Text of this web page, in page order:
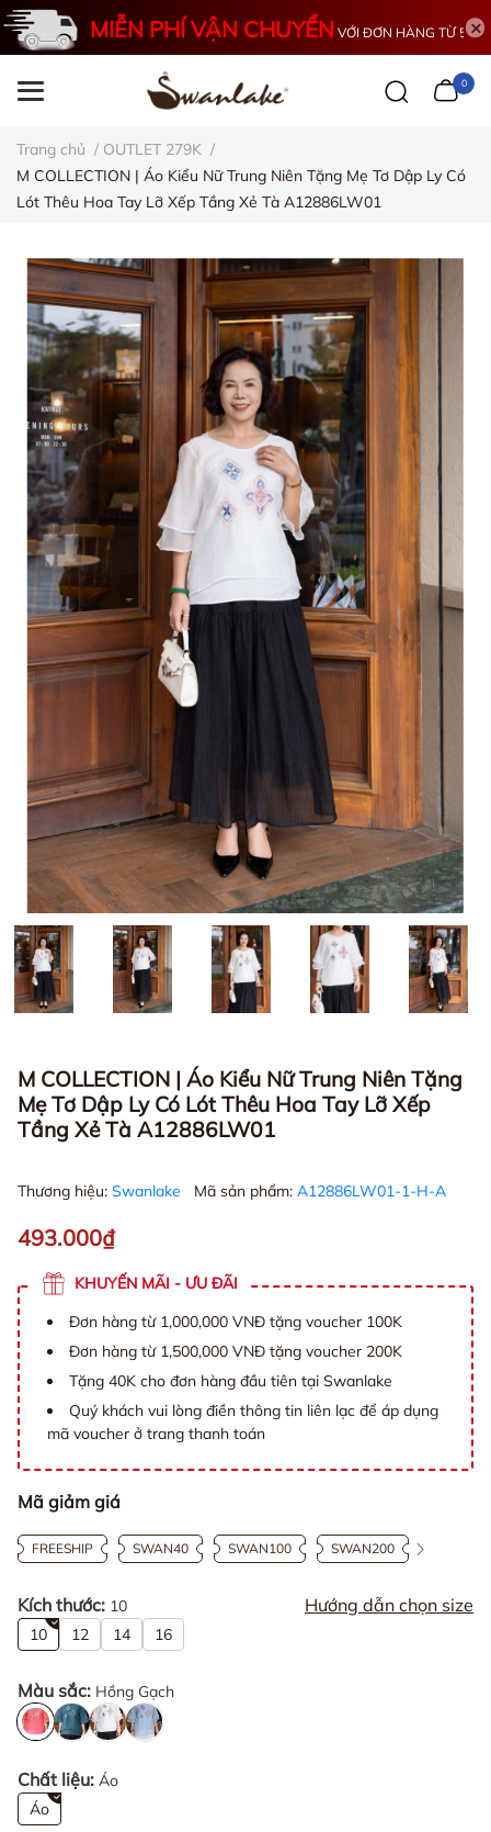
MIỄN PHÍ VẬN CHUYỂN VỚI ĐƠN HÀNG TỪ 500K
0
Trang chủ / OUTLET 279K /
M COLLECTION | Áo Kiểu Nữ Trung Niên Tặng Mẹ Tơ Dập Ly Có
Lót Thêu Hoa Tay Lỡ Xếp Tầng Xẻ Tà A12886LW01
M COLLECTION | Áo Kiểu Nữ Trung Niên Tặng
Mẹ Tơ Dập Ly Có Lót Thêu Hoa Tay Lỡ Xếp
Tầng Xẻ Tà A12886LW01
Thương hiệu: Swanlake Mã sản phẩm: A12886LW01-1-H-A
493.000₫
KHUYẾN MÃI - ƯU ĐÃI
Đơn hàng từ 1,000,000 VNĐ tặng voucher 100K
Đơn hàng từ 1,500,000 VNĐ tặng voucher 200K
Tặng 40K cho đơn hàng đầu tiên tại Swanlake
Quý khách vui lòng điền thông tin liên lạc để áp dụng
mã voucher ở trang thanh toán
Mã giảm giá
FREESHIP SWAN40 SWAN100 SWAN200
Kích thước: 10 Hướng dẫn chọn size
10 12 14 16
Màu sắc: Hồng Gạch
Chất liệu: Áo
Áo